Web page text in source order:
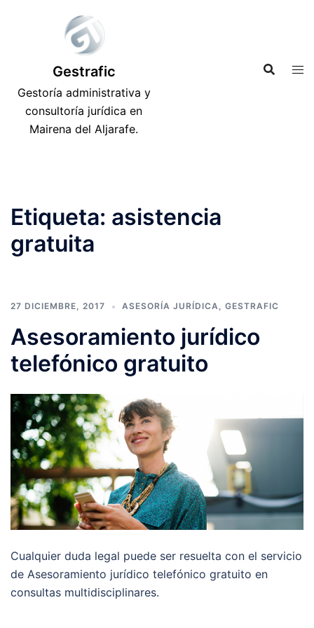
Gestrafic
Gestoría administrativa y
consultoría jurídica en
Mairena del Aljarafe.
Etiqueta: asistencia
gratuita
27 DICIEMBRE, 2017 ASESORÍA JURÍDICA, GESTRAFIC
Asesoramiento jurídico
telefónico gratuito
Cualquier duda legal puede ser resuelta con el servicio
de Asesoramiento jurídico telefónico gratuito en
consultas multidisciplinares.